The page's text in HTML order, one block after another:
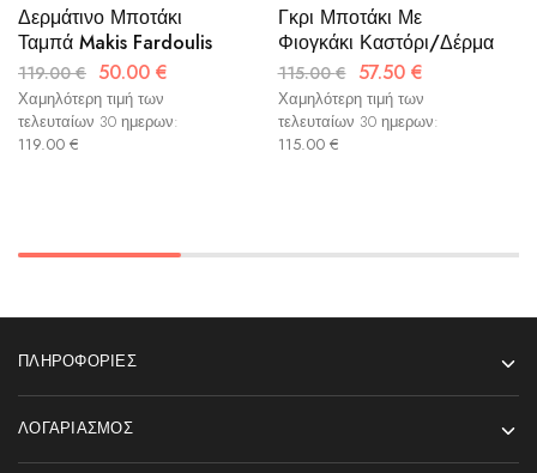
Δερμάτινο Μποτάκι
Ταμπά Makis Fardoulis
119.00€ 50.00 €
Χαμηλότερη τιμή των
τελευταίων 30 ημερων:
119.00 €
Γκρι Μποτάκι Με
Φιογκάκι Καστόρι/Δέρμα
115.00€ 57.50 €
Χαμηλότερη τιμή των
τελευταίων 30 ημερων:
115.00 €
ΠΛΗΡΟΦΟΡΊΕΣ
ΛΟΓΑΡΙΑΣΜΌΣ